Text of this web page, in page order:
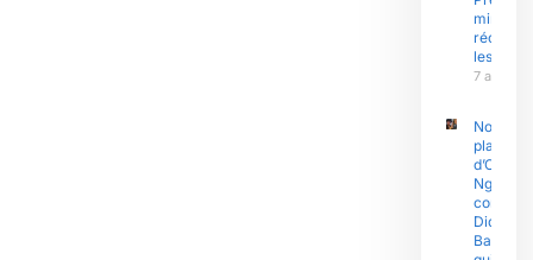
ministre
les
7 août
Nouvelle
plainte
d’Olive
Ngobo
contre
Didier
Badjeck